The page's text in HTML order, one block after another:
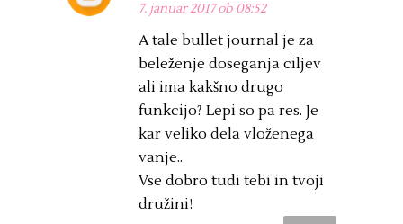
7. januar 2017 ob 08:52
A tale bullet journal je za
beleženje doseganja ciljev
ali ima kakšno drugo
funkcijo? Lepi so pa res. Je
kar veliko dela vloženega
vanje..
Vse dobro tudi tebi in tvoji
družini!